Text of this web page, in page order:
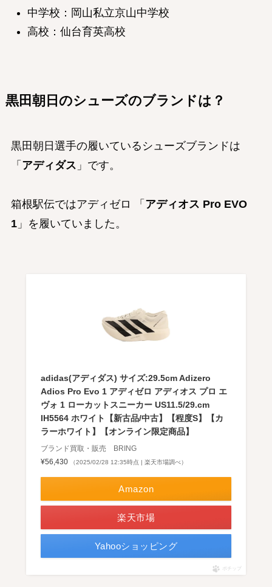
中学校：岡山私立京山中学校
高校：仙台育英高校
黒田 朝日 のシューズのブランドは？
黒田朝日選手の履いているシューズブランドは
「 アディダス 」です。
箱根駅伝ではアディゼロ 「 アディオス Pro EVO
1」を履いていました。
adidas(アディダス) サイズ:29.5cm Adizero
Adios Pro Evo 1 アディゼロ アディオス プロ エ
ヴォ 1 ローカットスニーカー US11.5/29.cm
IH5564 ホワイト【新古品/中古】【程度S】【カ
ラーホワイト】【オンライン限定商品】
ブランド買取・販売 BRING
¥56,430
（2025/02/28 12:35時点 | 楽天市場調べ）
Amazon
楽天市場
Yahooショッピング
ポチップ